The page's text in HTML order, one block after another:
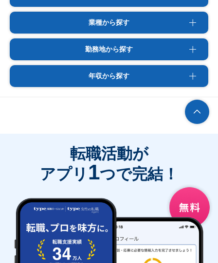
業種から探す
勤務地から探す
年収から探す
転職活動が
アプリ 1つで完結！